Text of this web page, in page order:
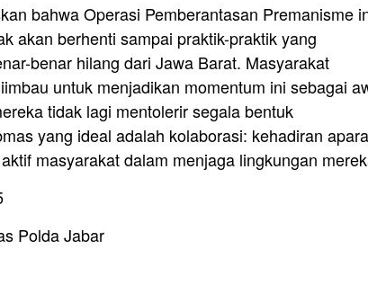
bahwa Operasi Pemberantasan Premanisme
akan berhenti sampai praktik-praktik yang
benar hilang dari Jawa Barat. Masyarakat
untuk menjadikan momentum ini sebagai
tidak lagi mentolerir segala bentuk
yang ideal adalah kolaborasi: kehadiran
masyarakat dalam menjaga lingkungan
Polda Jabar